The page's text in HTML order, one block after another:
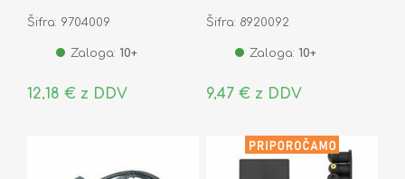
Šifra: 9704009
Zaloga: 10+
12,18 € z DDV
Šifra: 8920092
Zaloga: 10+
9,47 € z DDV